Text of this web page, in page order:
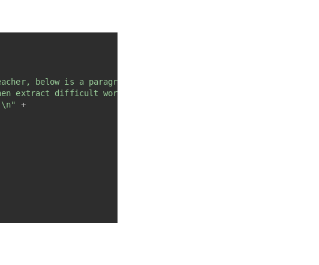
below is a paragraph in English. "
extract difficult words and phrases from the source
+